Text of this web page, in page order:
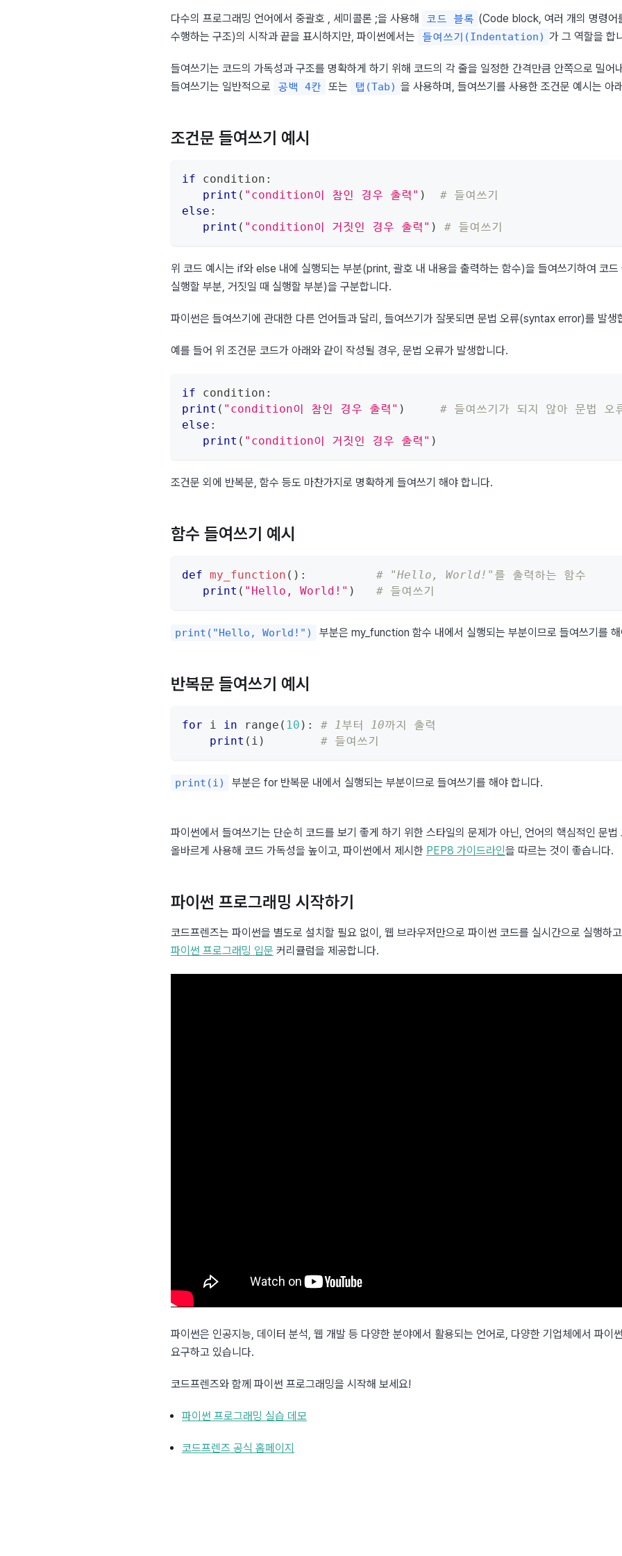
다수의 프로그래밍 언어에서 중괄호 , 세미콜론 ;을 사용해 코드 블록 (Code block, 여러 개의 명령어
수행하는 구조)의 시작과 끝을 표시하지만, 파이썬에서는
들여쓰기(Indentation) 가 그 역할을 합
들여쓰기는 코드의 가독성과 구조를 명확하게 하기 위해 코드의 각 줄을 일정한 간격만큼 안쪽으로 밀어
들여쓰기는 일반적으로
공백 4칸 또는 탭(Tab) 을 사용하며, 들여쓰기를 사용한 조건문 예시는 아
조건문 들여쓰기 예시
if condition :
print ( "condition이 참인 경우 출력" )
# 들여쓰기
else :
print ( "condition이 거짓인 경우 출력" ) # 들여쓰기
위 코드 예시는 if와 else 내에 실행되는 부분(print, 괄호 내 내용을 출력하는 함수)을 들여쓰기하여 코
실행할 부분, 거짓일 때 실행할 부분)을 구분합니다.
파이썬은 들여쓰기에 관대한 다른 언어들과 달리, 들여쓰기가 잘못되면 문법 오류(syntax error)를 발생
예를 들어 위 조건문 코드가 아래와 같이 작성될 경우, 문법 오류가 발생합니다.
if condition :
print ( "condition이 참인 경우 출력" )
# 들여쓰기가 되지 않아 문법 오
else :
print ( "condition이 거짓인 경우 출력" )
조건문 외에 반복문, 함수 등도 마찬가지로 명확하게 들여쓰기 해야 합니다.
함수 들여쓰기 예시
def my_function ( ) :
# "Hello, World!"를 출력하는 함수
print ( "Hello, World!" ) # 들여쓰기
print("Hello, World!") 부분은 my_function 함수 내에서 실행되는 부분이므로 들여쓰기를
반복문 들여쓰기 예시
for i in range ( 10 ) :
# 1부터 10까지 출력
print ( i ) # 들여쓰기
print(i) 부분은 for 반복문 내에서 실행되는 부분이므로 들여쓰기를 해야 합니다.
파이썬에서 들여쓰기는 단순히 코드를 보기 좋게 하기 위한 스타일의 문제가 아닌, 언어의 핵심적인 문법
올바르게 사용해 코드 가독성을 높이고, 파이썬에서 제시한 PEP8 가이드라인을 따르는 것이 좋습니다.
파이썬 프로그래밍 시작하기
코드프렌즈는 파이썬을 별도로 설치할 필요 없이, 웹 브라우저만으로 파이썬 코드를 실시간으로 실행하
파이썬 프로그래밍 입문 커리큘럼을 제공합니다.
파이썬은 인공지능, 데이터 분석, 웹 개발 등 다양한 분야에서 활용되는 언어로, 다양한 기업체에서 파이
요구하고 있습니다.
코드프렌즈와 함께 파이썬 프로그래밍을 시작해 보세요!
파이썬 프로그래밍 실습 데모
코드프렌즈 공식 홈페이지